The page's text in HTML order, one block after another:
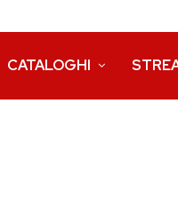
CATALOGHI